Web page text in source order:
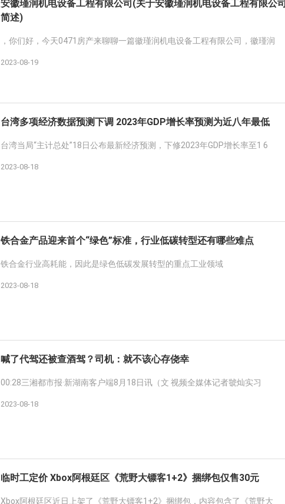
安徽瑾润机电设备工程有限公司(关于安徽瑾润机电设备工程有限公司
简述)
，你们好，今天0471房产来聊聊一篇徽瑾润机电设备工程有限公司，徽瑾润
2023-08-19
台湾多项经济数据预测下调 2023年GDP增长率预测为近八年最低
台湾当局“主计总处”18日公布最新经济预测，下修2023年GDP增长率至1 6
2023-08-18
铁合金产品迎来首个“绿色”标准，行业低碳转型还有哪些难点
铁合金行业高耗能，因此是绿色低碳发展转型的重点工业领域
2023-08-18
喊了代驾还被查酒驾？司机：就不该心存侥幸
00:28三湘都市报·新湖南客户端8月18日讯（文 视频全媒体记者虢灿实习
2023-08-18
临时工定价 Xbox阿根廷区《荒野大镖客1+2》捆绑包仅售30元
Xbox阿根廷区近日上架了《荒野大镖客1+2》捆绑包，内容包含了《荒野大